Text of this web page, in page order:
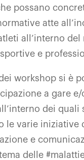
possano
atte
all’interno del
e
workshop si è
a gare e/
dei quali
le varie iniziative
e
delle